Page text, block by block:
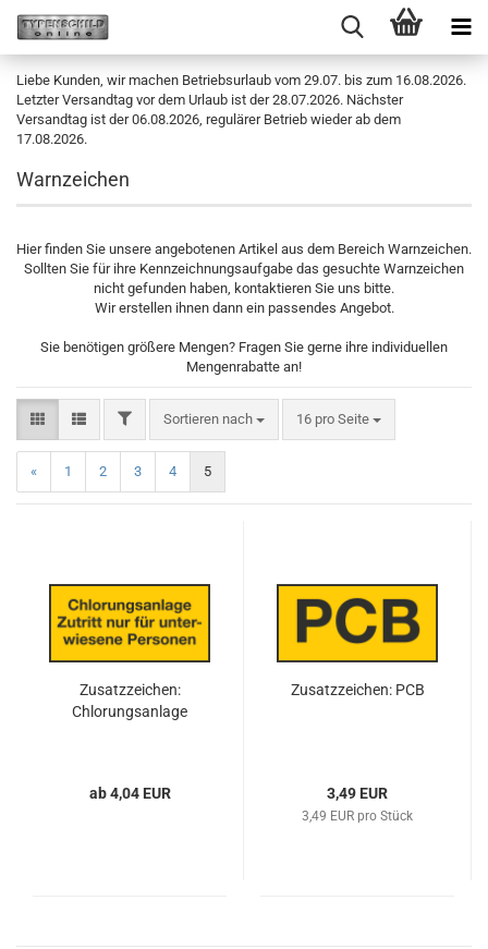
Liebe Kunden, wir machen Betriebsurlaub vom 29.07. bis zum 16.08.2026.
Letzter Versandtag vor dem Urlaub ist der 28.07.2026. Nächster
Versandtag ist der 06.08.2026, regulärer Betrieb wieder ab dem
17.08.2026.
Warnzeichen
Hier finden Sie unsere angebotenen Artikel aus dem Bereich Warnzeichen.
Sollten Sie für ihre Kennzeichnungsaufgabe das gesuchte Warnzeichen
nicht gefunden haben, kontaktieren Sie uns bitte.
Wir erstellen ihnen dann ein passendes Angebot.
Sie benötigen größere Mengen? Fragen Sie gerne ihre individuellen
Mengenrabatte an!
FILTERSortieren nach
Sortieren nach 16 pro Seite
pro Seite
« 1 2 3 4 5
Zusatzzeichen:
Chlorungsanlage
ab 4,04 EUR
Zusatzzeichen: PCB
3,49 EUR
3,49 EUR pro Stück